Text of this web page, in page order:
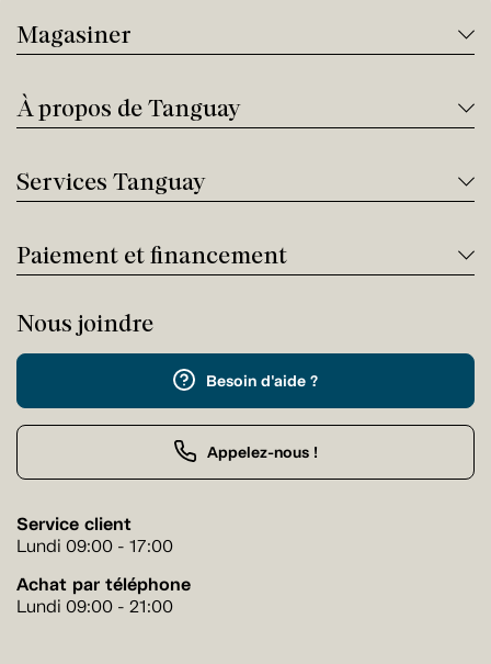
Magasiner
À propos de Tanguay
Services Tanguay
Paiement et financement
Nous joindre
Besoin d'aide ?
Appelez-nous !
Service client
Lundi 09:00 - 17:00
Achat par téléphone
Lundi 09:00 - 21:00